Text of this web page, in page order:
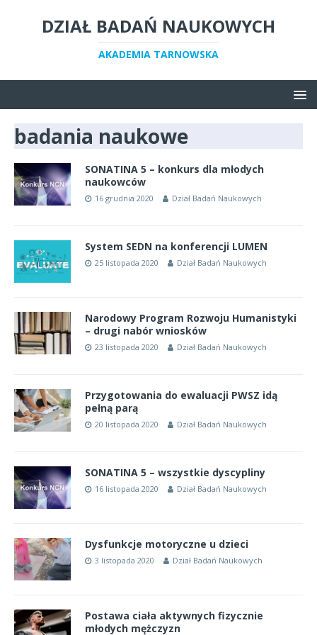
DZIAŁ BADAŃ NAUKOWYCH
AKADEMIA TARNOWSKA
badania naukowe
SONATINA 5 – konkurs dla młodych
naukowców
16 grudnia 2020 Dział Badań Naukowych
System SEDN na konferencji LUMEN
25 listopada 2020 Dział Badań Naukowych
Narodowy Program Rozwoju Humanistyki
– drugi nabór wniosków
23 listopada 2020 Dział Badań Naukowych
Przygotowania do ewaluacji PWSZ idą
pełną parą
20 listopada 2020 Dział Badań Naukowych
SONATINA 5 – wszystkie dyscypliny
16 listopada 2020 Dział Badań Naukowych
Dysfunkcje motoryczne u dzieci
3 listopada 2020 Dział Badań Naukowych
Postawa ciała aktywnych fizycznie
młodych mężczyzn